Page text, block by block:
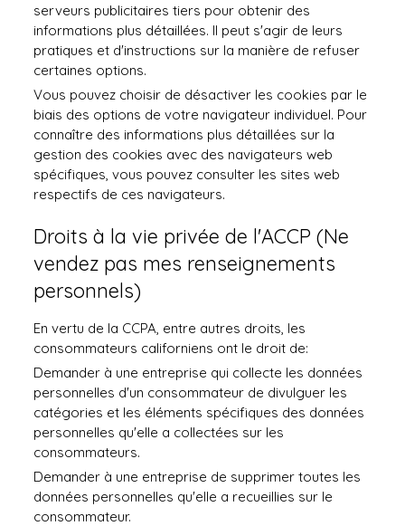
serveurs publicitaires tiers pour obtenir des
informations plus détaillées. Il peut s'agir de leurs
pratiques et d'instructions sur la manière de refuser
certaines options.
Vous pouvez choisir de désactiver les cookies par le
biais des options de votre navigateur individuel. Pour
connaître des informations plus détaillées sur la
gestion des cookies avec des navigateurs web
spécifiques, vous pouvez consulter les sites web
respectifs de ces navigateurs.
Droits à la vie privée de l'ACCP (Ne
vendez pas mes renseignements
personnels)
En vertu de la CCPA, entre autres droits, les
consommateurs californiens ont le droit de:
Demander à une entreprise qui collecte les données
personnelles d'un consommateur de divulguer les
catégories et les éléments spécifiques des données
personnelles qu'elle a collectées sur les
consommateurs.
Demander à une entreprise de supprimer toutes les
données personnelles qu'elle a recueillies sur le
consommateur.